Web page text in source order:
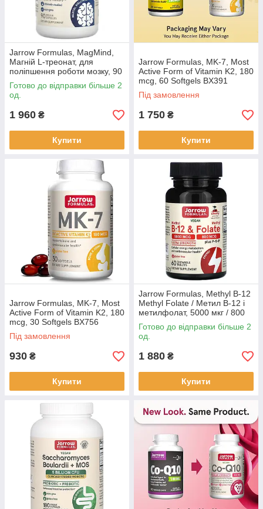
Jarrow Formulas, MagMind,
Магній L-треонат, для
поліпшення роботи мозку, 90
капс BX312
Готово до відправки більше 2
од.
1 960 ₴
Купити
Jarrow Formulas, MK-7, Most
Active Form of Vitamin K2, 180
mcg, 60 Softgels BX391
Під замовлення
1 750 ₴
Купити
Jarrow Formulas, MK-7, Most
Active Form of Vitamin K2, 180
mcg, 30 Softgels BX756
Під замовлення
930 ₴
Купити
Jarrow Formulas, Methyl B-12
Methyl Folate / Метил B-12 і
метилфолат, 5000 мкг / 800
мкг, 60 льодяників BX111
Готово до відправки більше 2
од.
1 880 ₴
Купити